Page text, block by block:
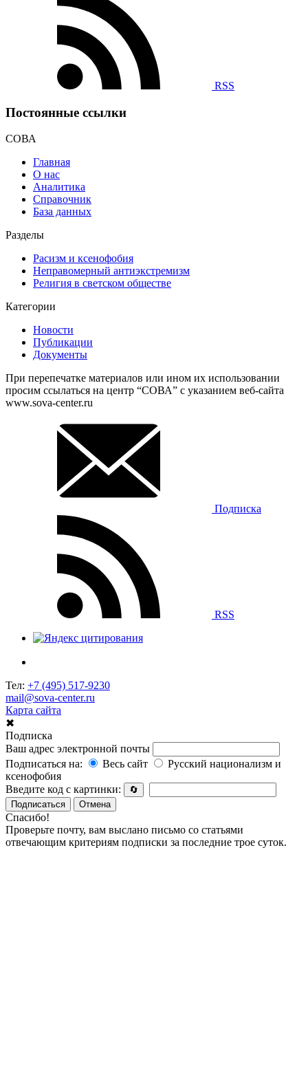
RSS
Постоянные ссылки
СОВА
Главная
О нас
Аналитика
Справочник
База данных
Разделы
Расизм и ксенофобия
Неправомерный антиэкстремизм
Религия в светском обществе
Категории
Новости
Публикации
Документы
При перепечатке материалов или ином их использовании
просим ссылаться на центр “СОВА” с указанием веб-сайта
www.sova-center.ru
Подписка
RSS
Тел: +7 (495) 517-9230
mail@sova-center.ru
Карта сайта
✖
Подписка
Ваш адрес электронной почты
Подписаться на:
Весь сайт
Русский национализм и
ксенофобия
Введите код с картинки:
🔄
Подписаться
Отмена
Спасибо!
Проверьте почту, вам выслано письмо со статьями
отвечающим критериям подписки за последние трое суток.